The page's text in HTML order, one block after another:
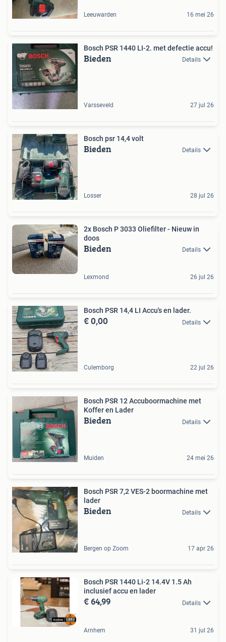
Leeuwarden 16 mei 26
Bosch PSR 1440 LI-2. met defectie accu!
Bieden Details
Varsseveld 27 jul 26
Bosch psr 14,4 volt
Bieden Details
Losser 28 jul 26
2x Bosch P 3033 Oliefilter - Nieuw in
doos
Bieden Details
Lexmond 26 jul 26
Bosch PSR 14,4 LI Accu's en lader.
€ 0,00 Details
Culemborg 22 jul 26
Bosch PSR 12 Accuboormachine met
Koffer en Lader
Bieden Details
Muiden 24 mei 26
Bosch PSR 7,2 VES-2 boormachine met
lader
Bieden Details
Bergen op Zoom 17 apr 26
Bosch PSR 1440 Li-2 14.4V 1.5 Ah
inclusief accu en lader
€ 64,99 Details
Arnhem 31 jul 26